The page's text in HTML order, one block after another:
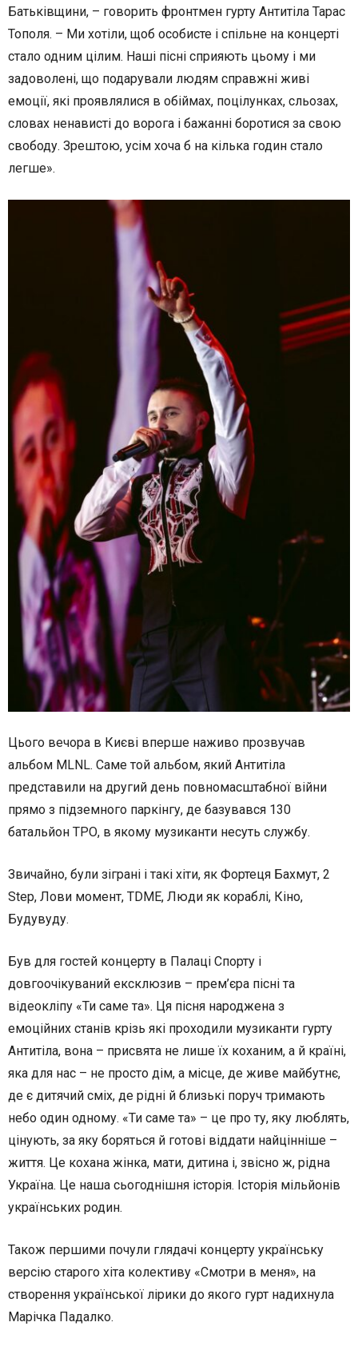
Батьківщини, – говорить фронтмен гурту Антитіла Тарас
Тополя. – Ми хотіли, щоб особисте і спільне на концерті
стало одним цілим. Наші пісні сприяють цьому і ми
задоволені, що подарували людям справжні живі
емоції, які проявлялися в обіймах, поцілунках, сльозах,
словах ненависті до ворога і бажанні боротися за свою
свободу. Зрештою, усім хоча б на кілька годин стало
легше».
Цього вечора в Києві вперше наживо прозвучав
альбом MLNL. Саме той альбом, який Антитіла
представили на другий день повномасштабної війни
прямо з підземного паркінгу, де базувався 130
батальйон ТРО, в якому музиканти несуть службу.
Звичайно, були зіграні і такі хіти, як Фортеця Бахмут, 2
Step, Лови момент, TDME, Люди як кораблі, Кіно,
Будувуду.
Був для гостей концерту в Палаці Спорту і
довгоочікуваний ексклюзив – прем’єра пісні та
відеокліпу «Ти саме та». Ця пісня народжена з
емоційних станів крізь які проходили музиканти гурту
Антитіла, вона – присвята не лише їх коханим, а й країні,
яка для нас – не просто дім, а місце, де живе майбутнє,
де є дитячий сміх, де рідні й близькі поруч тримають
небо один одному. «Ти саме та» – це про ту, яку люблять,
цінують, за яку боряться й готові віддати найцінніше –
життя. Це кохана жінка, мати, дитина і, звісно ж, рідна
Україна. Це наша сьогоднішня історія. Історія мільйонів
українських родин.
Також першими почули глядачі концерту українську
версію старого хіта колективу «Смотри в меня», на
створення української лірики до якого гурт надихнула
Марічка Падалко.